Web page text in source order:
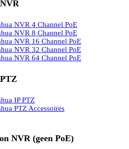
NVR 4 Channel PoE
NVR 8 Channel PoE
NVR 16 Channel PoE
NVR 32 Channel PoE
NVR 64 Channel PoE
IP PTZ
PTZ Accessoires
NVR (geen PoE)